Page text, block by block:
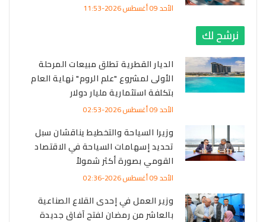
الأحد 09 أغسطس 2026-11:53
نرشح لك
الديار القطرية تطلق مبيعات المرحلة
الأولى لمشروع "علم الروم" نهاية العام
بتكلفة استثمارية مليار دولار
الأحد 09 أغسطس 2026-02:53
وزيرا السياحة والتخطيط يناقشان سبل
تحديد إسهامات السياحة في الاقتصاد
القومي بصورة أكثر شمولاً
الأحد 09 أغسطس 2026-02:36
وزير العمل في إحدى القلاع الصناعية
بالعاشر من رمضان لفتح آفاق جديدة